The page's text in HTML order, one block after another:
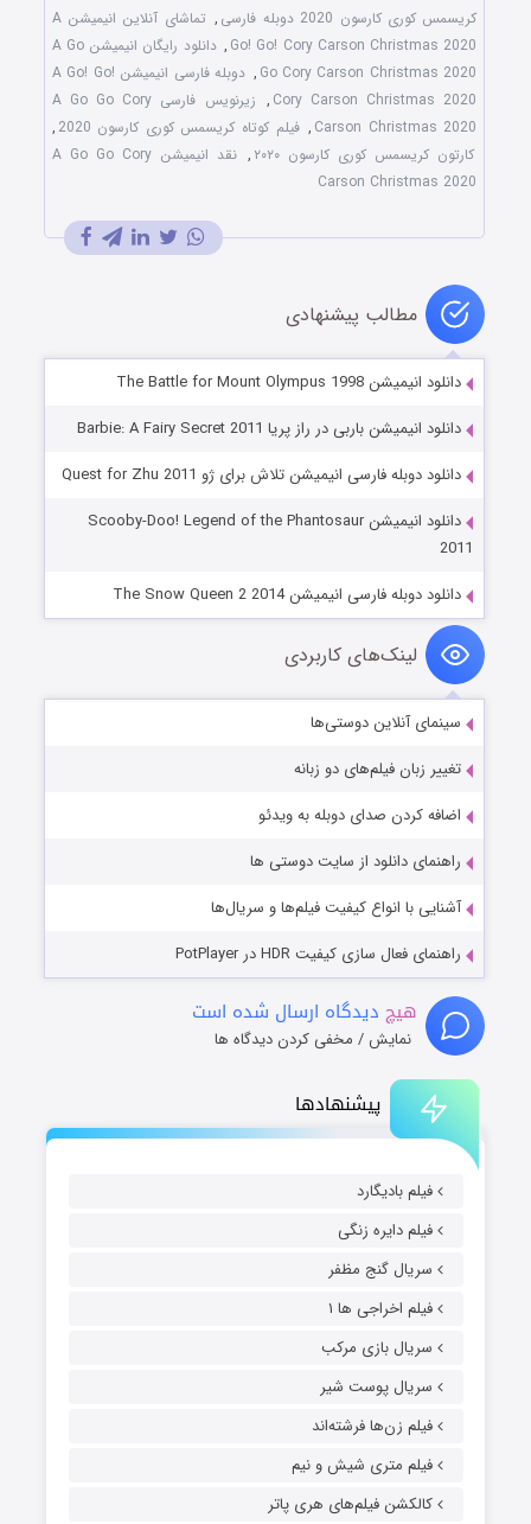
پیشنهادها
فیلم بادیگارد
فیلم دایره زنگی
سریال گنج مظفر
فیلم اخراجی ها ۱
سریال بازی مرکب
سریال پوست شیر
فیلم زن‌ها فرشته‌اند
فیلم متری شیش و نیم
کالکشن فیلم‌های هری پاتر
کریسمس کوری کارسون 2020 دوبله فارسی
,
تماشای آنلاین انیمیشن A
Go! Go! Cory Carson Christmas 2020
,
دانلود رایگان انیمیشن A Go
Go Cory Carson Christmas 2020
,
دوبله فارسی انیمیشن A Go! Go!
Cory Carson Christmas 2020
,
زیرنویس فارسی A Go Go Cory
Carson Christmas 2020
, فیلم کوتاه کریسمس کوری کارسون 2020
,
کارتون کریسمس کوری کارسون ۲۰۲۰
,
نقد انیمیشن A Go Go Cory
Carson Christmas 2020
مطالب پیشنهادی
دانلود انیمیشن The Battle for Mount Olympus 1998
دانلود انیمیشن باربی در راز پریا Barbie: A Fairy Secret 2011
دانلود دوبله فارسی انیمیشن تلاش برای ژو Quest for Zhu 2011
دانلود انیمیشن Scooby-Doo! Legend of the Phantosaur
2011
دانلود دوبله فارسی انیمیشن The Snow Queen 2 2014
لینک‌های کاربردی
سینمای آنلاین دوستی‌ها
تغییر زبان فیلم‌های دو زبانه
اضافه کردن صدای دوبله به ویدئو
راهنمای دانلود از سایت دوستی ها
آشنایی با انواع کیفیت فیلم‌ها و سریال‌ها
راهنمای فعال سازی کیفیت HDR در PotPlayer
هیچ دیدگاه ارسال شده است
نمایش / مخفی کردن دیدگاه ها